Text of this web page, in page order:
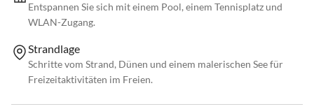
Entspannen Sie sich mit einem Pool, einem Tennisplatz und
WLAN-Zugang.
Strandlage
Schritte vom Strand, Dünen und einem malerischen See für
Freizeitaktivitäten im Freien.